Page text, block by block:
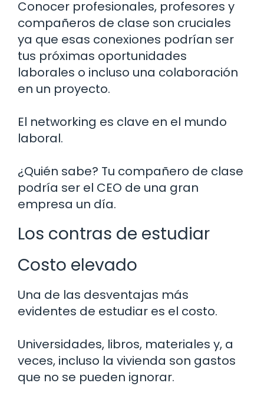
Conocer profesionales, profesores y
compañeros de clase son cruciales
ya que esas conexiones podrían ser
tus próximas oportunidades
laborales o incluso una colaboración
en un proyecto.
El networking es clave en el mundo
laboral.
¿Quién sabe? Tu compañero de clase
podría ser el CEO de una gran
empresa un día.
Los contras de estudiar
Costo elevado
Una de las desventajas más
evidentes de estudiar es el costo.
Universidades, libros, materiales y, a
veces, incluso la vivienda son gastos
que no se pueden ignorar.